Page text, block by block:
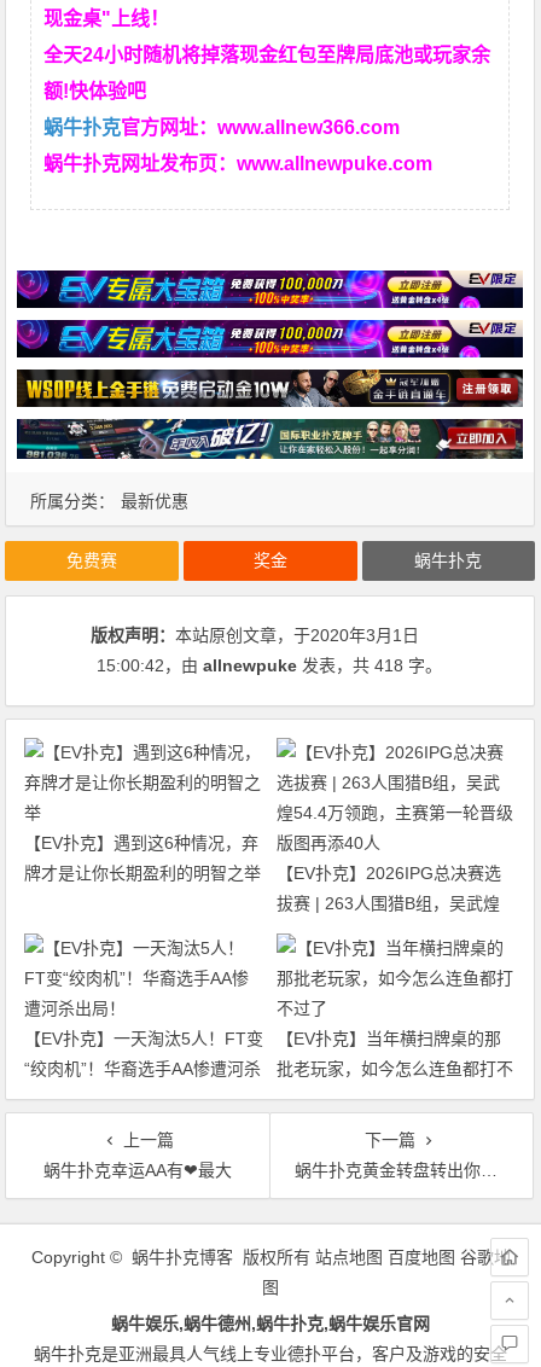
现金桌"上线！
全天24小时随机将掉落现金红包至牌局底池或玩家余
额!快体验吧
蜗牛扑克官方网址：www.allnew366.com
蜗牛扑克网址发布页：www.allnewpuke.com
所属分类： 最新优惠
免费赛 奖金 蜗牛扑克
版权声明：本站原创文章，于2020年3月1日
15:00:42，由allnewpuke 发表，共 418 字。
【EV扑克】遇到这6种情况，弃
牌才是让你长期盈利的明智之举
【EV扑克】2026IPG总决赛选
拔赛 | 263人围猎B组，吴武煌
54.4万领跑，主赛第一轮晋级版
【EV扑克】一天淘汰5人！FT变
“绞肉机”！华裔选手AA惨遭河杀
出局！
【EV扑克】当年横扫牌桌的那
批老玩家，如今怎么连鱼都打不
过了
上一篇
蜗牛扑克幸运AA有❤最大
下一篇
蜗牛扑克黄金转盘转出你的运气高达60万美金奖金！
文
Copyright © 蜗牛扑克博客 版权所有 站点地图 百度地图 谷歌地
图
蜗牛娱乐,蜗牛德州,蜗牛扑克,蜗牛娱乐官网
蜗牛扑克是亚洲最具人气线上专业德扑平台，客户及游戏的安全